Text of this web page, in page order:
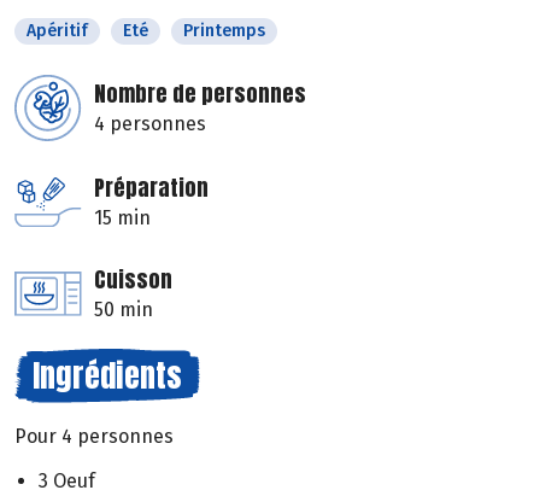
Apéritif Eté Printemps
Nombre de personnes
4 personnes
Préparation
15 min
Cuisson
50 min
Ingrédients
Pour 4 personnes
3 Oeuf